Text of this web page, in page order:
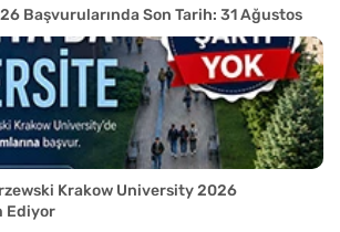
Başvurularında Son Tarih: 31 Ağustos
Krakow University 2026
Ediyor